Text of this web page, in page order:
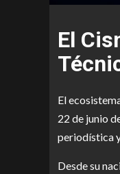
El
El
22 de junio
periodística
Desde su